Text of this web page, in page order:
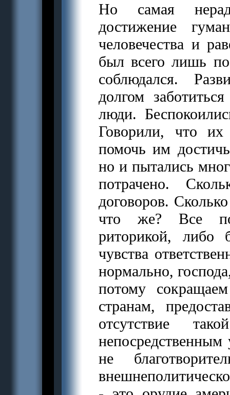
Но самая
достижение
человечества и
был всего лишь
соблюдался.
долгом
люди.
Говорили, что
помочь им
но и пытались
потрачено.
договоров.
что же? Все
риторикой, либо
чувства
нормально,
потому
странам,
отсутствие
не